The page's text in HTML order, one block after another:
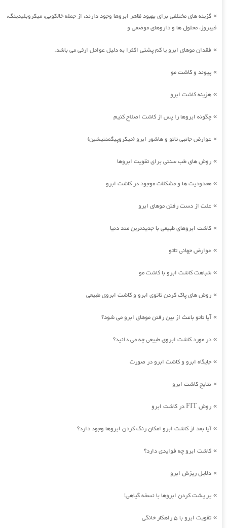
» گزینه های مختلفی برای بهبود ظاهر ابروها وجود دارند، از جمله خالکوبی، میکروبلیدینگ،
فیبروز، محلول ها و داروهای موضعی و
» فقدان موهای ابرو یا کم پشتی اکثرا به دلیل عوامل ارثی می باشد.
» پیوند و کاشت مو
» هزینه کاشت ابرو
» چگونه ابروها را پس از کاشت اصلاح کنیم
» عوارض جانبی تاتو و هاشور ابرو (میکروپیگمنتیشین)
» روش های طب سنتی برای تقویت ابروها
» محدودیت ها و مشکلات موجود در کاشت ابرو
» علت از دست رفتن موهای ابرو
» کاشت ابروهای طبیعی با جدیدترین متد دنیا
» عوارض جهانی تاتو
» شباهت کاشت ابرو با کاشت مو
» روش های پاک کردن تاتوی ابرو و کاشت ابروی طبیعی
»آیا تاتو باعث از بین رفتن موهای ابرو می شود؟
» در مورد کاشت ابروی طبیعی چه می دانید؟
» جایگاه ابرو و کاشت ابرو در صورت
» نتایج کاشت ابرو
» روش FIT در کاشت ابرو
»آیا بعد از کاشت ابرو امکان رنگ کردن ابروها وجود دارد؟
» کاشت ابرو چه فوایدی دارد؟
» دلایل ریزش ابرو
» پر پشت کردن ابروها با نسخه گیاهی!
» تقویت ابرو با 5 راهکار خانگی